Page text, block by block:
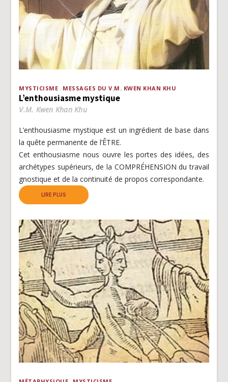
MYSTICISME MESSAGES DU V.M. KWEN KHAN KHU
L’enthousiasme mystique
V.M. Kwen Khan Khu
L’enthousiasme mystique est un ingrédient de base dans
la quête permanente de l’ÊTRE.
Cet enthousiasme nous ouvre les portes des idées, des
archétypes supérieurs, de la COMPRÉHENSION du travail
gnostique et de la continuité de propos correspondante.
LIRE PLUS